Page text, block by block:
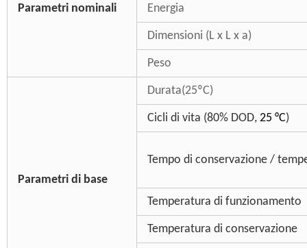
Parametri nominali Energia
Dimensioni (L x L x a)
Peso
Parametri di base
Durata(25ºC)
Cicli di vita (80% DOD, 25 °C)
Tempo di conservazione /
Temperatura di funzionamento
Temperatura di conservazione